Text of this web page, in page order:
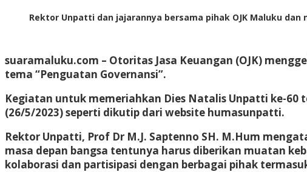
Rektor Unpatti dan jajarannya bersama pihak OJK Maluku
suaramaluku.com – Otoritas Jasa Keuangan (OJK)
tema “Penguatan Governansi”.
Kegiatan untuk memeriahkan Dies Natalis Unpatti ke-
(26/5/2023) seperti dikutip dari website humasunpatti.
Rektor Unpatti, Prof Dr M.J. Saptenno SH. M.Hum
masa depan bangsa tentunya harus diberikan muatan
kolaborasi dan partisipasi dengan berbagai pihak